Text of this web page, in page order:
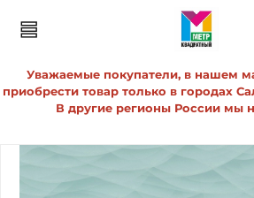
Уважаемые покупатели, в нашем
приобрести товар только в городах
В другие регионы России мы